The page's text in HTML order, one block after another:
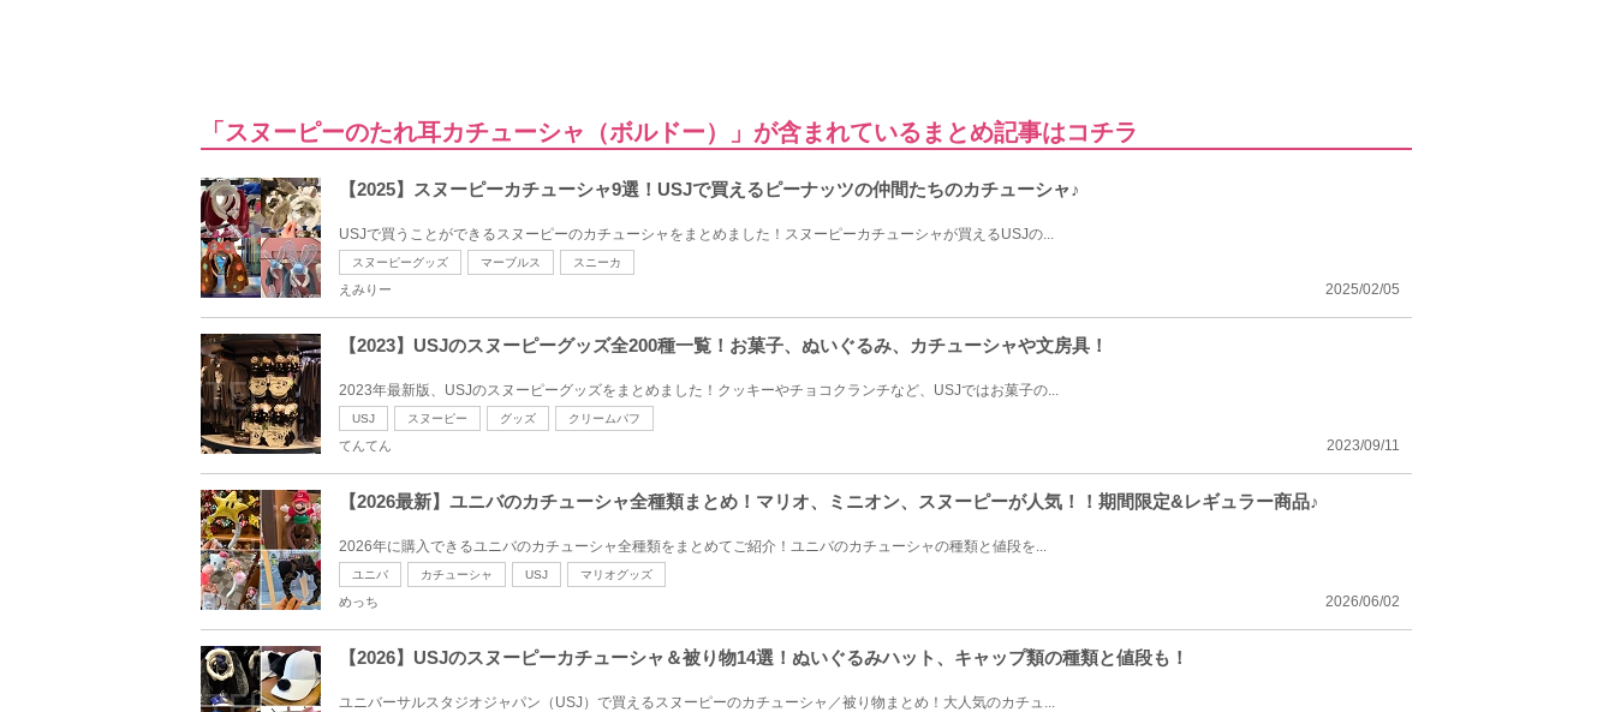
「スヌーピーのたれ耳カチューシャ（ボルドー）」が含まれているまとめ記事はコチラ
【2025】スヌーピーカチューシャ9選！USJで買えるピーナッツの仲間たちのカチューシャ♪
USJで買うことができるスヌーピーのカチューシャをまとめました！スヌーピーカチューシャが買えるUSJの...
スヌーピーグッズ マーブルス スニーカ
2025/02/05
えみりー
【2023】USJのスヌーピーグッズ全200種一覧！お菓子、ぬいぐるみ、カチューシャや文房具！
2023年最新版、USJのスヌーピーグッズをまとめました！クッキーやチョコクランチなど、USJではお菓子の...
USJ スヌーピー グッズ クリームパフ
2023/09/11
てんてん
【2026最新】ユニバのカチューシャ全種類まとめ！マリオ、ミニオン、スヌーピーが人気！！期間限定&レギュラー商品♪
2026年に購入できるユニバのカチューシャ全種類をまとめてご紹介！ユニバのカチューシャの種類と値段を...
ユニバ カチューシャ USJ マリオグッズ
2026/06/02
めっち
【2026】USJのスヌーピーカチューシャ＆被り物14選！ぬいぐるみハット、キャップ類の種類と値段も！
ユニバーサルスタジオジャパン（USJ）で買えるスヌーピーのカチューシャ／被り物まとめ！大人気のカチュ...